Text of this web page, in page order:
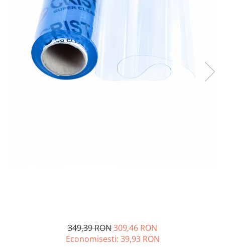
349,39 RON309,46 RON
Economisesti: 39,93 RON